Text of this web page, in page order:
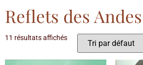
Reflets des Andes
11 résultats affichés